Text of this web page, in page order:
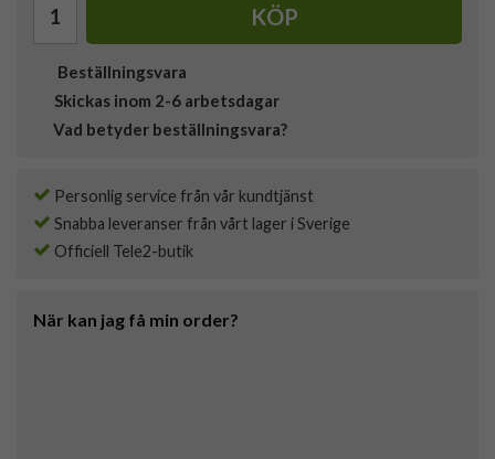
KÖP
Beställningsvara
Skickas inom 2-6 arbetsdagar
Vad betyder beställningsvara?
Personlig service från vår kundtjänst
Snabba leveranser från vårt lager i Sverige
Officiell Tele2-butik
När kan jag få min order?